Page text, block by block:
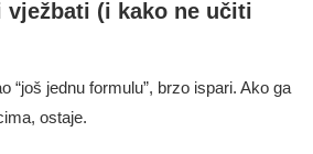
vježbati (i kako ne učiti
“još jednu formulu”, brzo ispari. Ako ga
ostaje.